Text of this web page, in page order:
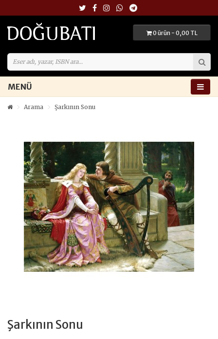
0 ürün - 0,00 TL
MENÜ
Arama Şarkının Sonu
Şarkının Sonu